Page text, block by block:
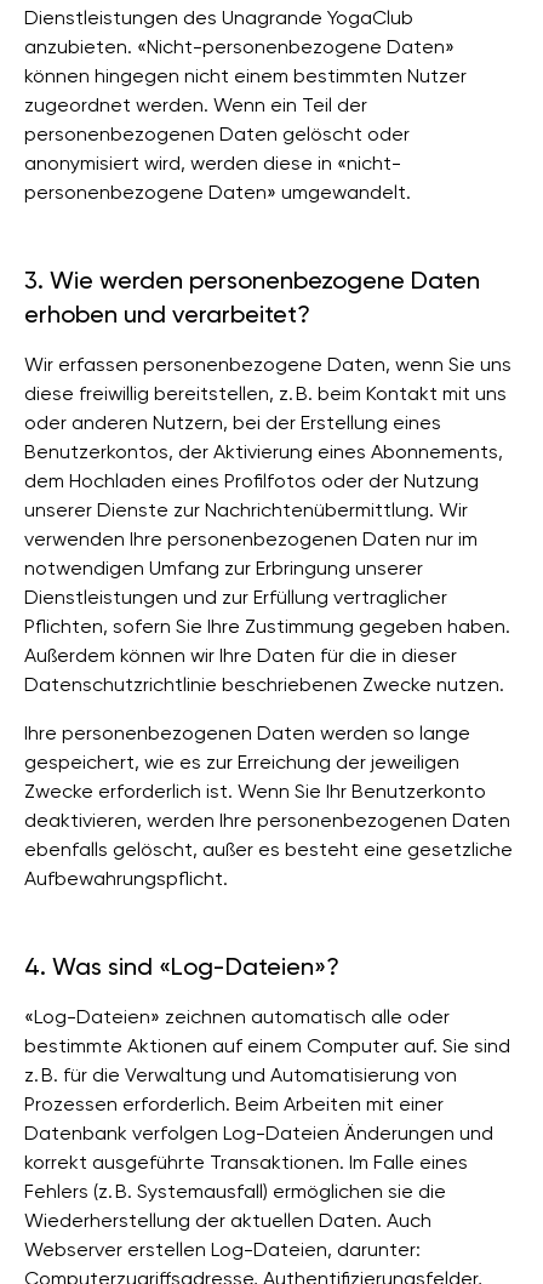
Dienstleistungen des Unagrande YogaClub
anzubieten. «Nicht-personenbezogene Daten»
können hingegen nicht einem bestimmten Nutzer
zugeordnet werden. Wenn ein Teil der
personenbezogenen Daten gelöscht oder
anonymisiert wird, werden diese in «nicht-
personenbezogene Daten» umgewandelt.
3. Wie werden personenbezogene Daten
erhoben und verarbeitet?
Wir erfassen personenbezogene Daten, wenn Sie uns
diese freiwillig bereitstellen, z. B. beim Kontakt mit uns
oder anderen Nutzern, bei der Erstellung eines
Benutzerkontos, der Aktivierung eines Abonnements,
dem Hochladen eines Profilfotos oder der Nutzung
unserer Dienste zur Nachrichtenübermittlung. Wir
verwenden Ihre personenbezogenen Daten nur im
notwendigen Umfang zur Erbringung unserer
Dienstleistungen und zur Erfüllung vertraglicher
Pflichten, sofern Sie Ihre Zustimmung gegeben haben.
Außerdem können wir Ihre Daten für die in dieser
Datenschutzrichtlinie beschriebenen Zwecke nutzen.
Ihre personenbezogenen Daten werden so lange
gespeichert, wie es zur Erreichung der jeweiligen
Zwecke erforderlich ist. Wenn Sie Ihr Benutzerkonto
deaktivieren, werden Ihre personenbezogenen Daten
ebenfalls gelöscht, außer es besteht eine gesetzliche
Aufbewahrungspflicht.
4. Was sind «Log-Dateien»?
«Log-Dateien» zeichnen automatisch alle oder
bestimmte Aktionen auf einem Computer auf. Sie sind
z. B. für die Verwaltung und Automatisierung von
Prozessen erforderlich. Beim Arbeiten mit einer
Datenbank verfolgen Log-Dateien Änderungen und
korrekt ausgeführte Transaktionen. Im Falle eines
Fehlers (z. B. Systemausfall) ermöglichen sie die
Wiederherstellung der aktuellen Daten. Auch
Webserver erstellen Log-Dateien, darunter:
Computerzugriffsadresse, Authentifizierungsfelder,